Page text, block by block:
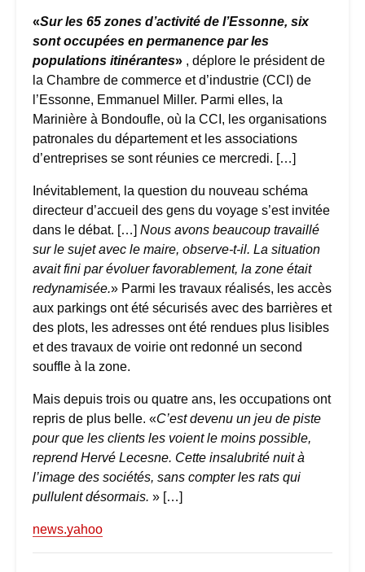
«Sur les 65 zones d’activité de l’Essonne, six
sont occupées en permanence par les
populations itinérantes» , déplore le président de
la Chambre de commerce et d’industrie (CCI) de
l’Essonne, Emmanuel Miller. Parmi elles, la
Marinière à Bondoufle, où la CCI, les organisations
patronales du département et les associations
d’entreprises se sont réunies ce mercredi. […]
Inévitablement, la question du nouveau schéma
directeur d’accueil des gens du voyage s’est invitée
dans le débat. […] Nous avons beaucoup travaillé
sur le sujet avec le maire, observe-t-il. La situation
avait fini par évoluer favorablement, la zone était
redynamisée.» Parmi les travaux réalisés, les accès
aux parkings ont été sécurisés avec des barrières et
des plots, les adresses ont été rendues plus lisibles
et des travaux de voirie ont redonné un second
souffle à la zone.
Mais depuis trois ou quatre ans, les occupations ont
repris de plus belle. «C’est devenu un jeu de piste
pour que les clients les voient le moins possible,
reprend Hervé Lecesne. Cette insalubrité nuit à
l’image des sociétés, sans compter les rats qui
pullulent désormais. » […]
news.yahoo